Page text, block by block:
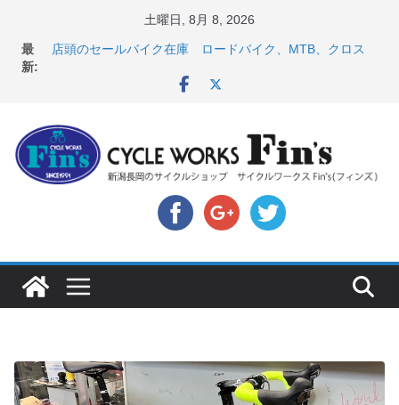
土曜日, 8月 8, 2026
最
新:
【 重要 】お支払いについて ＆ クロスバイクのカスタ
ムと、入荷してきました人気商品ピックアップ！
店頭のセールバイク在庫 ロードバイク、MTB、クロス
バイクなど（２０２６・７・１０ 現在）
トス カスタム！と、２０２７年モデル スコット入荷。
8月1・2日 YOELEO試乗会とオフ会開催！！ ＆
LAZER 最高峰ヘルメットが３０〜４０％OFF セール
店頭のセールバイク在庫 ロードバイク、MTB、クロス
バイクなど（２０２６・７・１７ 現在）